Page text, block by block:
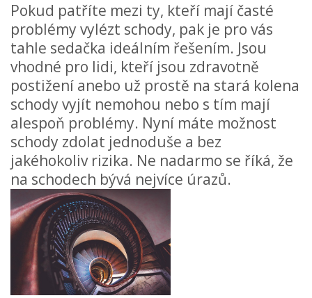
Pokud patříte mezi ty, kteří mají časté
problémy vylézt schody, pak je pro vás
tahle sedačka ideálním řešením. Jsou
vhodné pro lidi, kteří jsou zdravotně
postižení anebo už prostě na stará kolena
schody vyjít nemohou nebo s tím mají
alespoň problémy. Nyní máte možnost
schody zdolat jednoduše a bez
jakéhokoliv rizika. Ne nadarmo se říká, že
na schodech bývá nejvíce úrazů.